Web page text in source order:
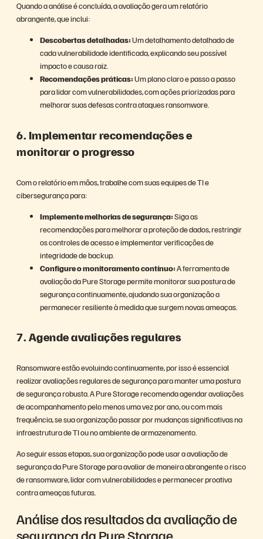
Quando a análise é concluída, a avaliação gera um relatório
abrangente, que inclui:
Descobertas detalhadas:Um detalhamento detalhado de
cada vulnerabilidade identificada, explicando seu possível
impacto e causa raiz.
Recomendações práticas:Um plano claro e passo a passo
para lidar com vulnerabilidades, com ações priorizadas para
melhorar suas defesas contra ataques ransomware.
6. Implementar recomendações e
monitorar o progresso
Com o relatório em mãos, trabalhe com suas equipes de TI e
cibersegurança para:
Implemente melhorias de segurança:Siga as
recomendações para melhorar a proteção de dados, restringir
os controles de acesso e implementar verificações de
integridade de backup.
Configure o monitoramento contínuo:A ferramenta de
avaliação da Pure Storage permite monitorar sua postura de
segurança continuamente, ajudando sua organização a
permanecer resiliente à medida que surgem novas ameaças.
7. Agende avaliações regulares
Ransomware estão evoluindo continuamente, por isso é essencial
realizar avaliações regulares de segurança para manter uma postura
de segurança robusta. A Pure Storage recomenda agendar avaliações
de acompanhamento pelo menos uma vez por ano, ou com mais
frequência, se sua organização passar por mudanças significativas na
infraestrutura de TI ou no ambiente de armazenamento.
Ao seguir essas etapas, sua organização pode usar a avaliação de
segurança da Pure Storage para avaliar de maneira abrangente o risco
de ransomware, lidar com vulnerabilidades e permanecer proativa
contra ameaças futuras.
Análise dos resultados da avaliação de
segurança da Pure Storage